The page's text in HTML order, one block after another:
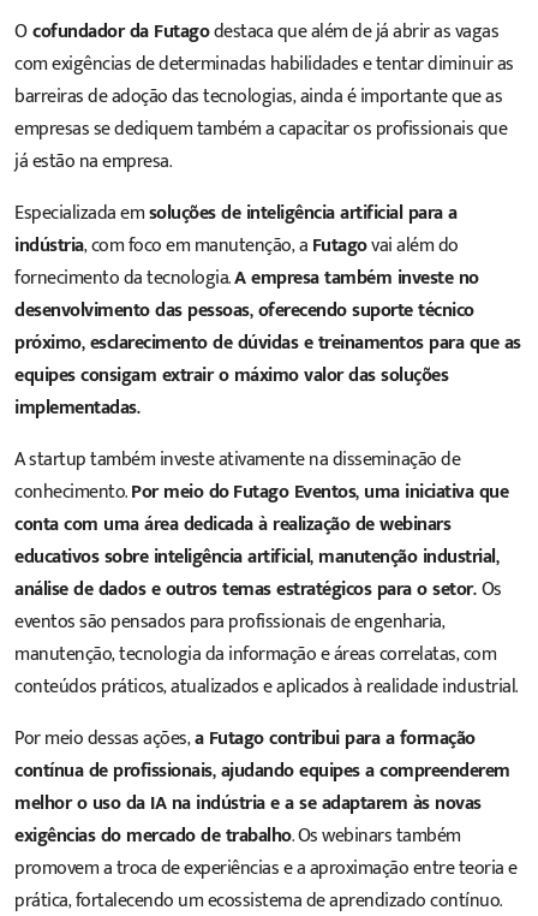
Ocofundador da Futagodestaca que além de já abrir as vagas
com exigências de determinadas habilidades e tentar diminuir as
barreiras de adoção das tecnologias, ainda é importante que as
empresas se dediquem também a capacitar os profissionais que
já estão na empresa.
Especializada emsoluções de inteligência artificial para a
indústria, com foco em manutenção, aFutagovai além do
fornecimento da tecnologia.A empresa também investe no
desenvolvimento das pessoas, oferecendo suporte técnico
próximo, esclarecimento de dúvidas e treinamentos para que as
equipes consigam extrair o máximo valor das soluções
implementadas.
A startup também investe ativamente na disseminação de
conhecimento.Por meio doFutago Eventos, uma iniciativa que
conta com uma área dedicada à realização de webinars
educativos sobre inteligência artificial, manutenção industrial,
análise de dados e outros temas estratégicos para o setor.Os
eventos são pensados para profissionais de engenharia,
manutenção, tecnologia da informação e áreas correlatas, com
conteúdos práticos, atualizados e aplicados à realidade industrial.
Por meio dessas ações,a Futago contribui para a formação
contínua de profissionais, ajudando equipes a compreenderem
melhor o uso da IA na indústria e a se adaptarem às novas
exigências do mercado de trabalho. Os webinars também
promovem a troca de experiências e a aproximação entre teoria e
prática, fortalecendo um ecossistema de aprendizado contínuo.